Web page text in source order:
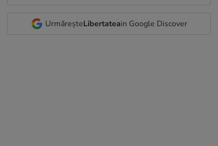
UrmăreșteLibertateain Google Discover